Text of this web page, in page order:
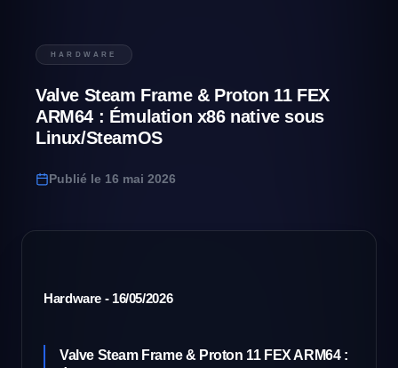
HARDWARE
Valve Steam Frame & Proton 11 FEX
ARM64 : Émulation x86 native sous
Linux/SteamOS
Publié le 16 mai 2026
Hardware - 16/05/2026
Valve Steam Frame & Proton 11 FEX ARM64 :